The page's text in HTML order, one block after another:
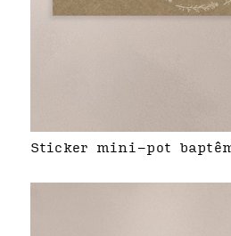
Sticker mini-pot